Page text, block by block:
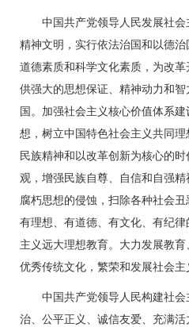
中国共产党领导人民发展社会
精神文明，实行依法治国和以德
道德素质和科学文化素质，为改
供强大的思想保证、精神动力和
国。加强社会主义核心价值体系
想，树立中国特色社会主义共同
民族精神和以改革创新为核心的
观，增强民族自尊、自信和自强
腐朽思想的侵蚀，扫除各种社会
有理想、有道德、有文化、有纪
主义远大理想教育。大力发展教
优秀传统文化，繁荣和发展社会主
中国共产党领导人民构建社会
治、公平正义、诚信友爱、充满